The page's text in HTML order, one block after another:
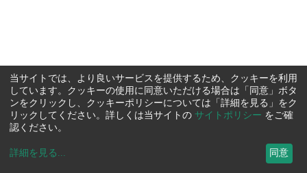
当サイトでは、より良いサービスを提供するため、クッキーを利用
しています。クッキーの使用に同意いただける場合は「同意」ボタ
ンをクリックし、クッキーポリシーについては「詳細を見る」をク
リックしてください。詳しくは当サイトの サイトポリシー をご確
認ください。
詳細を見る ... 同意